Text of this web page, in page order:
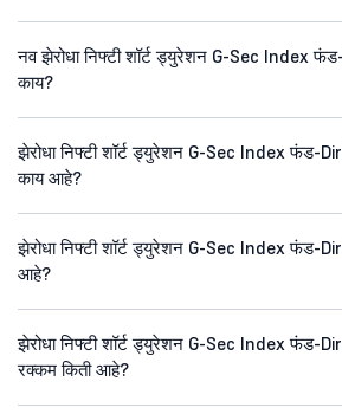
नव झेरोधा निफ्टी शॉर्ट ड्युरेशन G-Sec Index
काय?
झेरोधा निफ्टी शॉर्ट ड्युरेशन G-Sec Index फंड-
काय आहे?
झेरोधा निफ्टी शॉर्ट ड्युरेशन G-Sec Index फंड-
आहे?
झेरोधा निफ्टी शॉर्ट ड्युरेशन G-Sec Index फंड-
रक्कम किती आहे?